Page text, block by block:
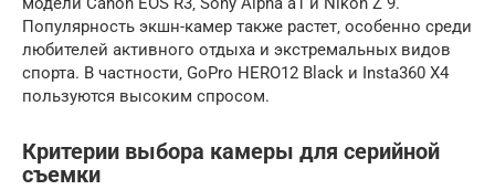
Популярность экшн-камер также растет‚ особенно среди
любителей активного отдыха и экстремальных видов
спорта. В частности‚ GoPro HERO12 Black и Insta360 X4
пользуются высоким спросом.
Критерии выбора камеры для серийной
съемки